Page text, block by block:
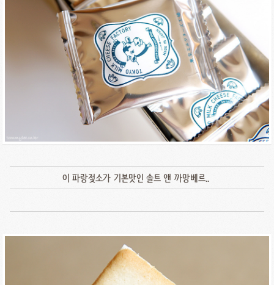
이 파랑젖소가 기본맛인 솔트 앤 까망베르..